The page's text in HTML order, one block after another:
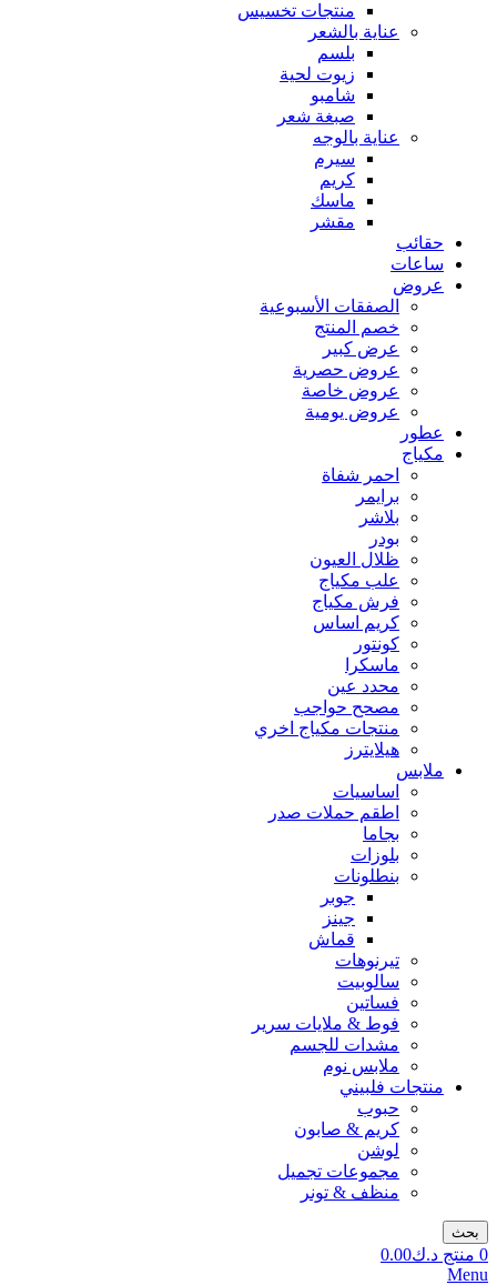
منتجات تخسيس
عناية بالشعر
بلسم
زيوت لحية
شامبو
صبغة شعر
عناية بالوجه
سيرم
كريم
ماسك
مقشر
حقائب
ساعات
عروض
الصفقات الأسبوعية
خصم المنتج
عرض كبير
عروض حصرية
عروض خاصة
عروض يومية
عطور
مكياج
احمر شفاة
برايمر
بلاشر
بودر
ظلال العيون
علب مكياج
فرش مكياج
كريم اساس
كونتور
ماسكرا
محدد عين
مصحح حواجب
منتجات مكياج اخري
هيلايترز
ملابس
اساسيات
اطقم حملات صدر
بجاما
بلوزات
بنطلونات
جوبر
جينز
قماش
تيرنوهات
سالوبيت
فساتين
فوط & ملايات سرير
مشدات للجسم
ملابس نوم
منتجات فلبيني
حبوب
كريم & صابون
لوشن
مجموعات تجميل
منظف & تونر
بحث
0 منتج د.ك0.00
Menu